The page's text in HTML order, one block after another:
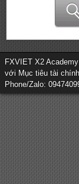
FXVIET X2
với Mục tiêu tài
Phone/Zalo: